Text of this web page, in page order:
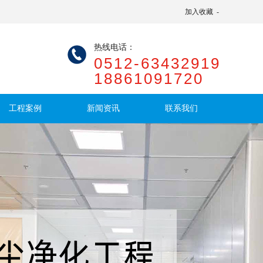
加入收藏 -
热线电话：
0512-63432919
18861091720
工程案例 新闻资讯 联系我们